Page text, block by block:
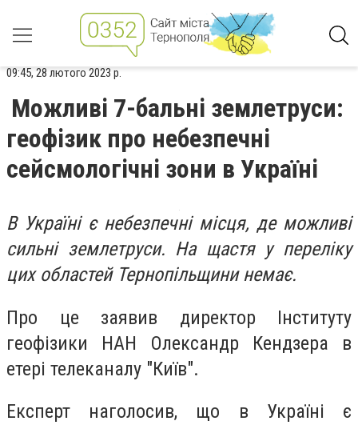
09:45, 28 лютого 2023 р.
Можливі 7-бальні землетруси:
геофізик про небезпечні
сейсмологічні зони в Україні
В Україні є небезпечні місця, де можливі
сильні землетруси. На щастя у переліку
цих областей Тернопільщини немає.
Про це заявив директор Інституту
геофізики НАН Олександр Кендзера в
етері телеканалу "Київ".
Експерт наголосив, що в Україні є